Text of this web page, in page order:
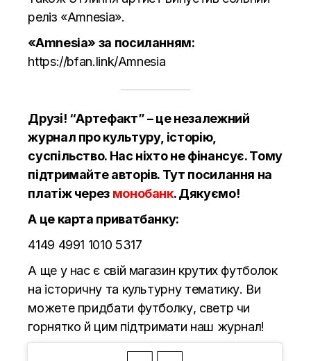
реліз «Amnesia».
«Amnesia» за посиланням:
https://bfan.link/Amnesia
Друзі! “Артефакт” – це незалежний
журнал про культуру, історію,
суспільство. Нас ніхто не фінансує. Тому
підтримайте авторів. Тут посилання на
платіж через монобанк. Дякуємо!
А це карта приватбанку:
4149 4991 1010 5317
А ще у нас є свій магазин крутих футболок
на історичну та культурну тематику. Ви
можете придбати футболку, светр чи
горнятко й цим підтримати наш журнал!